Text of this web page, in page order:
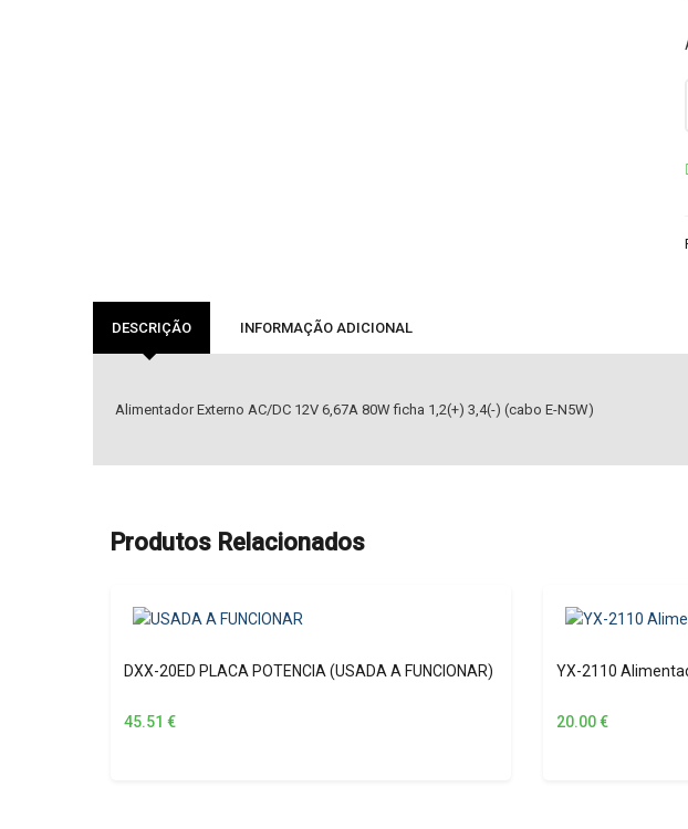
DESCRIÇÃO INFORMAÇÃO ADICIONAL
Alimentador Externo AC/DC 12V 6,67A 80W ficha 1,2(+) 3,4(-) (cabo E-N5W)
Produtos Relacionados
DXX-20ED PLACA POTENCIA (USADA A FUNCIONAR)
45.51 €
YX-2110
20.00€